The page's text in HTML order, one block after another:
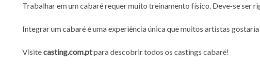
Trabalhar em um cabaré requer muito treinamento físico. Deve-se ser
Integrar um cabaré é uma experiência única que muitos artistas gostaria
Visitecasting.com.ptpara descobrir todos os castings cabaré!